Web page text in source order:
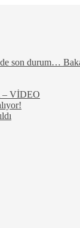
son durum…
– VİDEO